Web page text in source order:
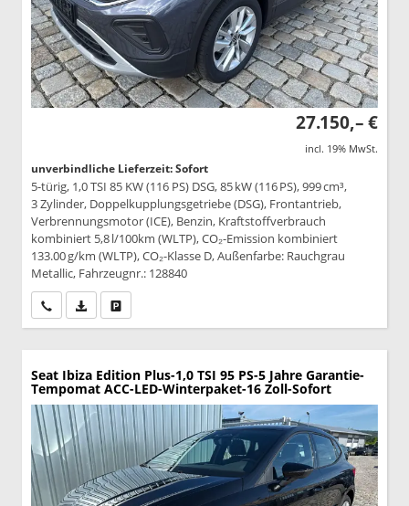
27.150,– €
incl. 19% MwSt.
unverbindliche Lieferzeit: Sofort
5-türig, 1,0 TSI 85 KW (116 PS) DSG, 85 kW (116 PS), 999 cm³,
3 Zylinder, Doppelkupplungsgetriebe (DSG), Frontantrieb,
Verbrennungsmotor (ICE), Benzin, Kraftstoffverbrauch
kombiniert 5,8 l/100km (WLTP), CO₂-Emission kombiniert
133.00 g/km (WLTP), CO₂-Klasse D, Außenfarbe: Rauchgrau
Metallic, Fahrzeugnr.: 128840
Wir rufen Sie anPDF-Datei, Fahrzeugexposé drucken
Seat Ibiza Edition Plus-1,0 TSI 95 PS-5 Jahre Garantie-
Tempomat ACC-LED-Winterpaket-16 Zoll-Sofort